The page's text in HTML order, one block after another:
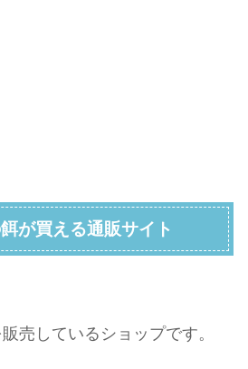
が買える通販サイト
売しているショップです。